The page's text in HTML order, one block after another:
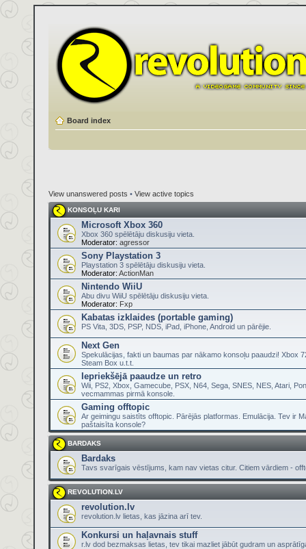
Board index
View unanswered posts • View active topics
KONSOĻU KARI
Microsoft Xbox 360
Xbox 360 spēlētāju diskusiju vieta.
Moderator: agressor
Sony Playstation 3
Playstation 3 spēlētāju diskusiju vieta.
Moderator: ActionMan
Nintendo WiiU
Abu divu WiiU spēlētāju diskusiju vieta.
Moderator: Fxp
Kabatas izklaides (portable gaming)
PS Vita, 3DS, PSP, NDS, iPad, iPhone, Android un pārējie.
Next Gen
Spekulācijas, fakti un baumas par nākamo konsoļu paaudzi! Xbox
Steam Box u.t.t.
Iepriekšējā paaudze un retro
Wii, PS2, Xbox, Gamecube, PSX, N64, Sega, SNES, NES, Atari,
vecmammas pirmā konsole.
Gaming offtopic
Ar geimingu saistīts offtopic. Pārējās platformas. Emulācija. Tev ir
paštaisīta konsole?
BARDAKS
Bardaks
Tavs svarīgais vēstījums, kam nav vietas citur. Citiem vārdiem -
REVOLUTION.LV
revolution.lv
revolution.lv lietas, kas jāzina arī tev.
Konkursi un haļavnais stuff
r.lv dod bezmaksas lietas, tev tikai mazliet jābūt gudram un